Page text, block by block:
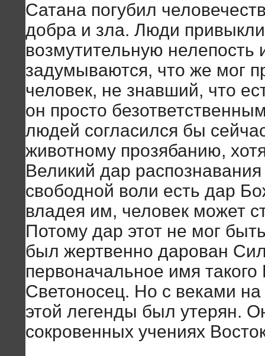
Сатана погубил
добра и зла. Люди привыкли
возмутительную
задумываются, что же мог
человек, не знавший, что
он просто
людей согласился бы
животному прозябанию,
Великий дар
свободной воли есть дар
владея им, человек может
Потому дар этот не мог
был жертвенно дарован
первоначальное имя
Светоносец. Но с веками
этой легенды был утерян.
сокровенных учениях